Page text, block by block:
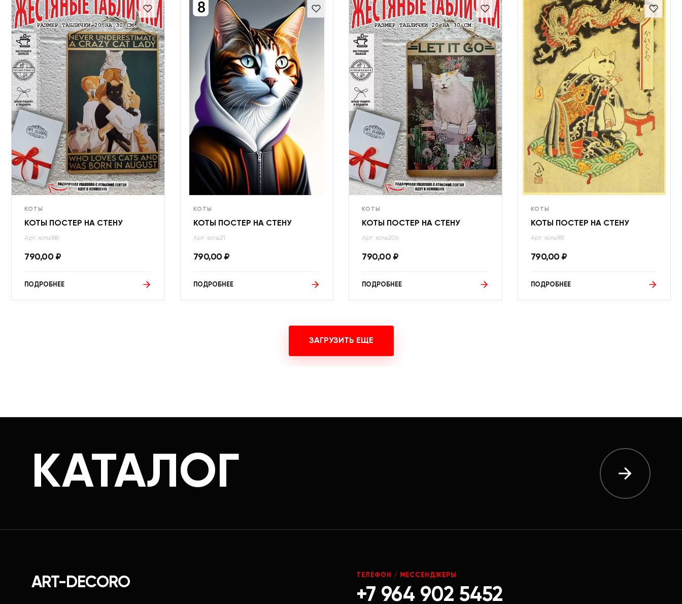
КОТЫ
КОТЫ ПОСТЕР НА СТЕНУ
Арт: коты188
790,00 ₽
ПОДРОБНЕЕ
КОТЫ
КОТЫ ПОСТЕР НА СТЕНУ
Арт: коты21
790,00 ₽
ПОДРОБНЕЕ
КОТЫ
КОТЫ ПОСТЕР НА СТЕНУ
Арт: коты206
790,00 ₽
ПОДРОБНЕЕ
КОТЫ
КОТЫ ПОСТЕР НА СТЕНУ
Арт: коты181
790,00 ₽
ПОДРОБНЕЕ
ЗАГРУЗИТЬ ЕЩЕ
КАТАЛОГ
ART-DECORO ТЕЛЕФОН / МЕССЕНДЖЕРЫ
+7 964 902 5452